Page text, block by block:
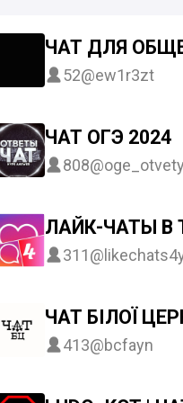
ЧАТ ДЛЯ
52@ew1r3zt
ЧАТ ОГЭ 2024
808
ЛАЙК-ЧАТЫ В
311
ЧАТ БІЛОЇ
413@bcfayn